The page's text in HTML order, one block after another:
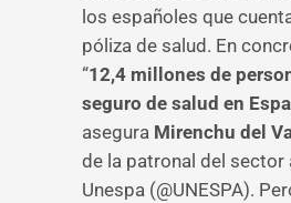
los españoles que
póliza de salud. En
“12,4 millones de
seguro de salud en
asegura Mirenchu del
de la patronal del sector
Unespa (@UNESPA).